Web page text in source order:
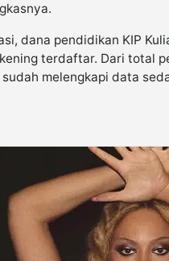
dana pendidikan KIP
terdaftar. Dari total
melengkapi data